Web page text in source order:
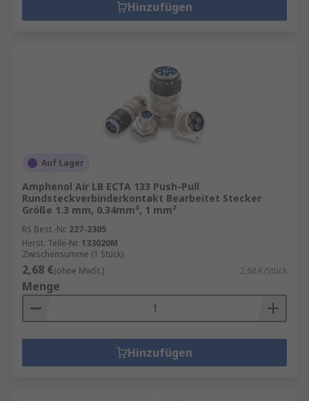
Hinzufügen
Auf Lager
Amphenol Air LB ECTA 133 Push-Pull
Rundsteckverbinderkontakt Bearbeitet Stecker
Größe 1.3 mm, 0.34mm², 1 mm²
RS Best.-Nr. 227-2305
Herst. Teile-Nr. 133020M
Zwischensumme (1 Stück)
2,68 €(ohne MwSt.) 2,68 €/Stück
Menge
Hinzufügen